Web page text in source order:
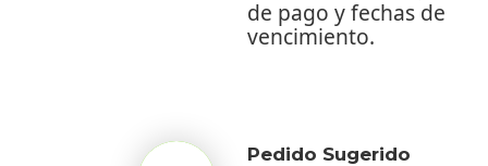
de pago y fechas de
vencimiento.
Pedido Sugerido